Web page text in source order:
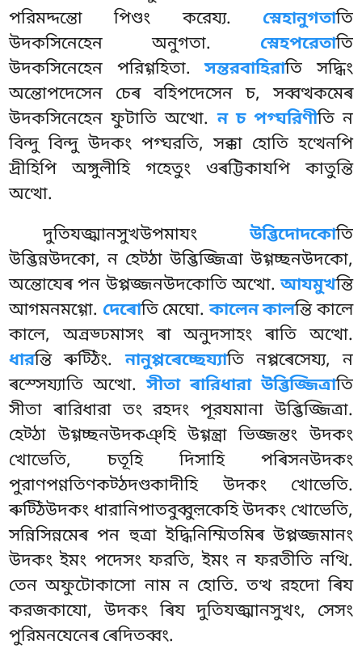
পরিমদ্দন্তো পিণ্ডং করেয্য. স্নেহানুগতাতি
উদকসিনেহেন অনুগতা. স্নেহপরেতাতি
উদকসিনেহেন পরিগ্গহিতা.সন্তরবাহিরাতিসদ্ধিং
অন্তোপদেসেন চেৰ বহিপদেসেন চ, সব্বত্থকমেৰ
উদকসিনেহেন ফুটাতি অত্থো.ন চ পগ্ঘরিণীতি ন
বিন্দু বিন্দু উদকং পগ্ঘরতি, সক্কা হোতি হত্থেনপি
দ্ৰীহিপি অঙ্গুলীহি গহেতুং ওৰট্টিকাযপি কাতুন্তি
অত্থো.
দুতিযজ্ঝানসুখউপমাযংউব্ভিদোদকোতি
উব্ভিন্নউদকো, ন হেট্ঠা উব্ভিজ্জিত্ৰা উগ্গচ্ছনউদকো,
অন্তোযেৰ পন উপ্পজ্জনউদকোতি অত্থো.আযমুখন্তি
আগমনমগ্গো. দেৰোতি মেঘো.কালেন কালন্তি কালে
কালে, অন্ৰড্ঢমাসং ৰা অনুদসাহং ৰাতি অত্থো.
ধারন্তি ৰুট্ঠিং.নানুপ্পৰেচ্ছেয্যাতি নপ্পৰেসেয্য, ন
ৰস্সেয্যাতি অত্থো.সীতা ৰারিধারা উব্ভিজ্জিত্ৰাতি
সীতা ৰারিধারা তং রহদং পূরযমানাউব্ভিজ্জিত্ৰা.
হেট্ঠা উগ্গচ্ছনউদকঞ্হি উগ্গন্ত্ৰা ভিজ্জন্তং উদকং
খোভেতি, চতূহি দিসাহি পৰিসনউদকং
পুরাণপণ্ণতিণকট্ঠদণ্ডকাদীহি উদকং খোভেতি.
ৰুট্ঠিউদকং ধারানিপাতবুব্বুল়কেহি উদকং খোভেতি,
সন্নিসিন্নমেৰ পন হুত্ৰা ইদ্ধিনিম্মিতমিৰ উপ্পজ্জমানং
উদকং ইমং পদেসং ফরতি, ইমং ন ফরতীতি নত্থি.
তেন অফুটোকাসো নাম ন হোতি. তত্থ রহদো ৰিয
করজকাযো, উদকং ৰিয দুতিযজ্ঝানসুখং, সেসং
পুরিমনযেনেৰ ৰেদিতব্বং.